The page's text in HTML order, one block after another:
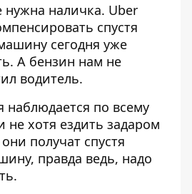
наличка. Uber
спустя
сегодня уже
А бензин нам не
водитель.
наблюдается по всему
не хотя ездить задаром
получат спустя
правда ведь, надо